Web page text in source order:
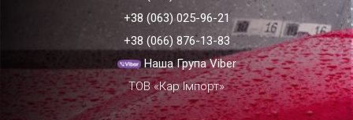
+38 (063) 025-96-21
+38 (066) 876-13-83
Наша Група Viber
ТОВ «Кар Імпорт»